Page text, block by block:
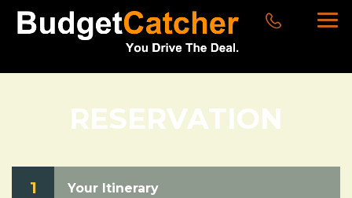
RESERVATION
1 Your Itinerary